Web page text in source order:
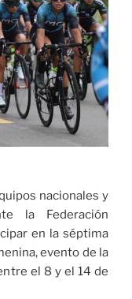
nacionales y
la Federación
en la séptima
evento de la
el 8 y el 14 de